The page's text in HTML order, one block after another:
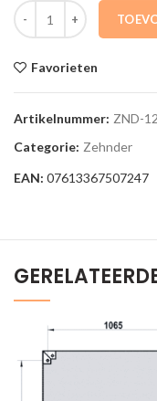
ZND-120-050-05
Favorieten
Artikelnummer: ZND-
Categorie: Zehnder
EAN: 07613367507247